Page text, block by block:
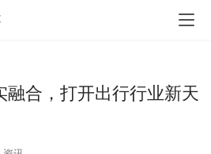
融合，打开出行行业新天